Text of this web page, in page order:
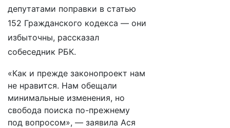
депутатами поправки в статью
152 Гражданского кодекса — они
избыточны, рассказал
собеседник РБК.
«Как и прежде законопроект нам
не нравится. Нам обещали
минимальные изменения, но
свобода поиска по-прежнему
под вопросом», — заявила Ася